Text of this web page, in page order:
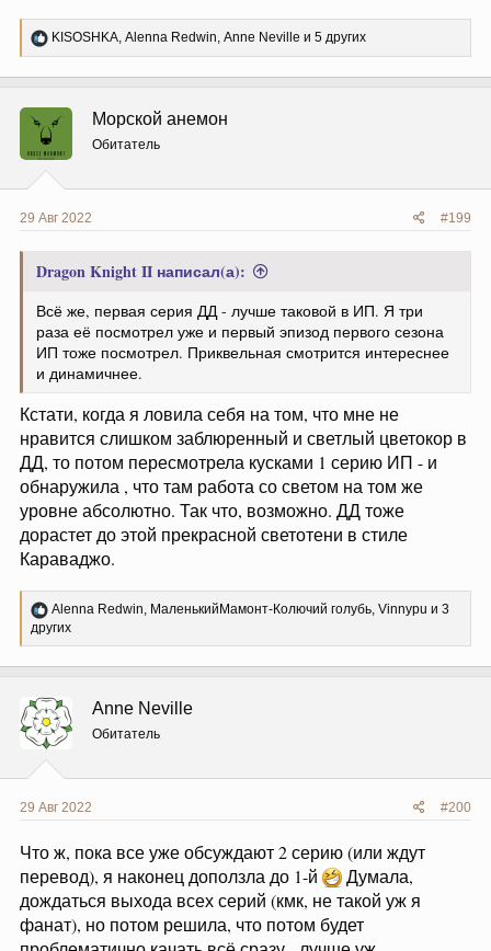
Р
е
ц
и
и
:
KISOSHKA, Alenna Redwin, Anne Neville и 5 других
Морской анемон
Обитатель
29 Авг 2022 #199
Dragon Knight II написал(а):
Всё же, первая серия ДД - лучше таковой в ИП. Я три
раза её посмотрел уже и первый эпизод первого сезона
ИП тоже посмотрел. Приквельная смотрится интереснее
и динамичнее.
Кстати, когда я ловила себя на том, что мне не
нравится слишком заблюренный и светлый цветокор в
ДД, то потом пересмотрела кусками 1 серию ИП - и
обнаружила , что там работа со светом на том же
уровне абсолютно. Так что, возможно. ДД тоже
дорастет до этой прекрасной светотени в стиле
Караваджо.
Р
е
а
и
и
:
Alenna Redwin, МаленькийМамонт-Колючий голубь, Vinnypu и 3
других
Anne Neville
Обитатель
29 Авг 2022 #200
Что ж, пока все уже обсуждают 2 серию (или ждут
перевод), я наконец доползла до 1-й
Думала,
дождаться выхода всех серий (кмк, не такой уж я
фанат), но потом решила, что потом будет